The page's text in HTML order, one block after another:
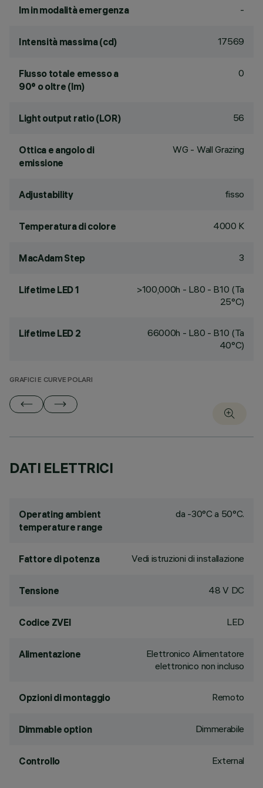
lm in modalità emergenza -
Intensità massima (cd) 17569
Flusso totale emesso a
90° o oltre (lm)
0
Light output ratio (LOR) 56
Ottica e angolo di
emissione
WG - Wall Grazing
Adjustability fisso
Temperatura di colore 4000 K
MacAdam Step 3
Lifetime LED 1
>100,000h - L80 - B10 (Ta
25°C)
Lifetime LED 2
66000h - L80 - B10 (Ta
40°C)
GRAFICI E CURVE POLARI
DATI ELETTRICI
Operating ambient
temperature range
da -30°C a 50°C.
Fattore di potenza Vedi istruzioni di installazione
Tensione 48 V DC
Codice ZVEI LED
Alimentazione
Elettronico Alimentatore
elettronico non incluso
Opzioni di montaggio Remoto
Dimmable option Dimmerabile
Controllo External